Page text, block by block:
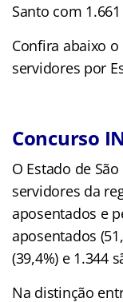
Santo com
Confira abaixo
servidores por
Concurso
O Estado de
servidores da
aposentados e
aposentados
(39,4%) e 1.344
Na distinção